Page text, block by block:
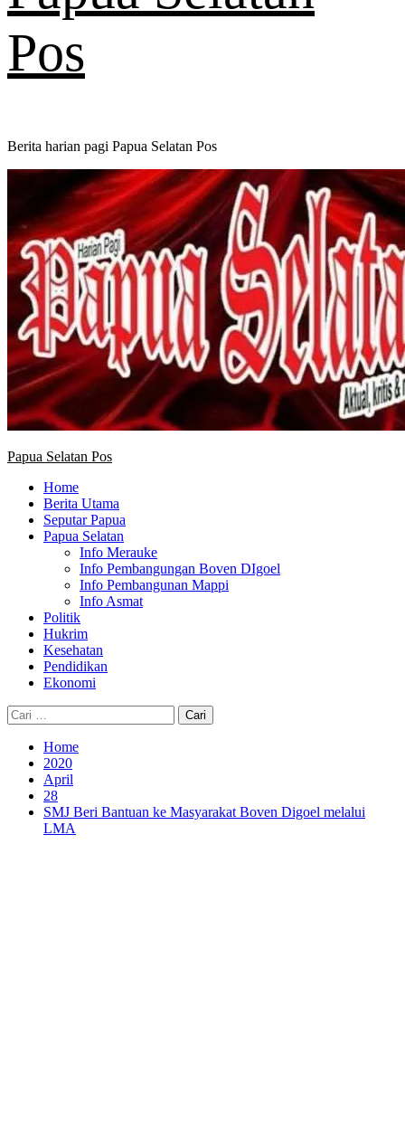
Pos
Berita harian pagi Papua Selatan Pos
Primary
Papua Selatan Pos
Home
Berita Utama
Seputar Papua
Papua Selatan
Info Merauke
Info Pembangungan Boven DIgoel
Info Pembangunan Mappi
Info Asmat
Politik
Hukrim
Kesehatan
Pendidikan
Ekonomi
Cari
untuk:
Home
2020
April
28
SMJ Beri Bantuan ke Masyarakat Boven Digoel melalui
LMA